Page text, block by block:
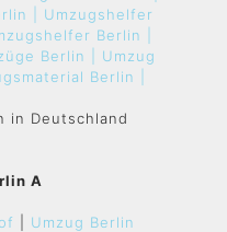
| Umzugshelfer
Berlin |
Berlin | Umzug
Berlin |
in Deutschland
A
Umzug Berlin